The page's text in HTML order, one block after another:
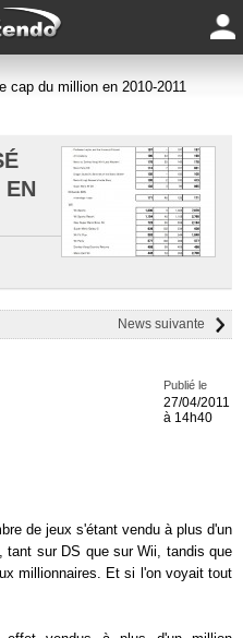
cap du million en 2010-2011
News suivante
Publié le
27/04/2011
à 14h40
de jeux s'étant vendu à plus d'un
tant sur DS que sur Wii, tandis que
millionnaires. Et si l'on voyait tout